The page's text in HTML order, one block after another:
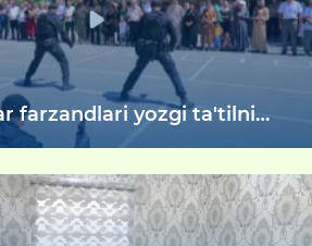
farzandlari yozgi ta'tilni